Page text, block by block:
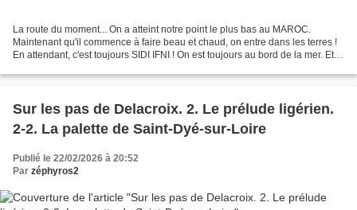
La route du moment... On a atteint notre point le plus bas au MAROC.
Maintenant qu'il commence à faire beau et chaud, on entre dans les terres !
En attendant, c'est toujours SIDI IFNI ! On est toujours au bord de la mer. Et
Sur les pas de Delacroix. 2. Le prélude ligérien.
2-2. La palette de Saint-Dyé-sur-Loire
Publié le 22/02/2026 à 20:52
Par zéphyros2